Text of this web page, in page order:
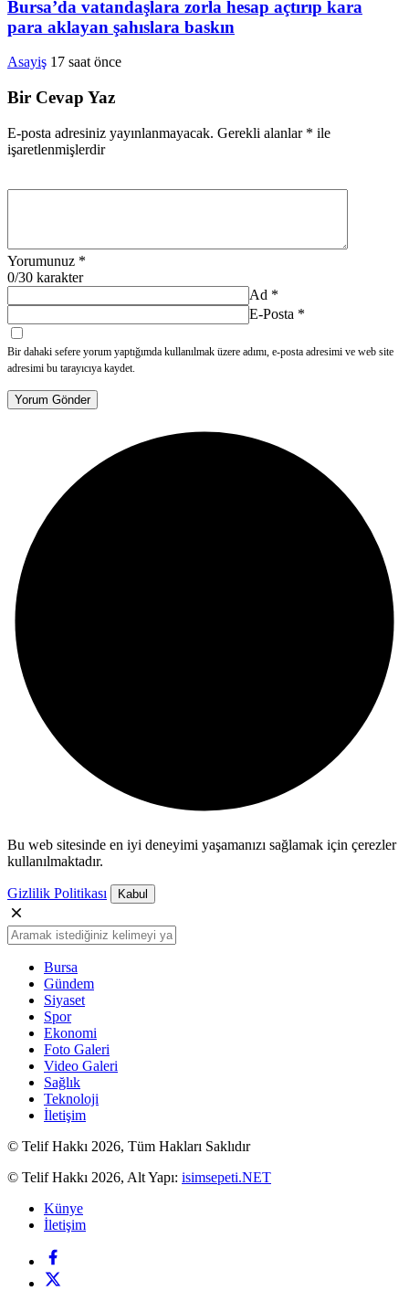
Bursa’da vatandaşlara zorla hesap açtırıp kara
para aklayan şahıslara baskın
Asayiş 17 saat önce
Bir Cevap Yaz
E-posta adresiniz yayınlanmayacak. Gerekli alanlar * ile
işaretlenmişlerdir
Yorumunuz *
0/30 karakter
Ad *
E-Posta *
Bir dahaki sefere yorum yaptığımda kullanılmak üzere adımı, e-posta adresimi ve web site
adresimi bu tarayıcıya kaydet.
Yorum Gönder
Bu web sitesinde en iyi deneyimi yaşamanızı sağlamak için çerezler
kullanılmaktadır.
Gizlilik Politikası Kabul
Bursa
Gündem
Siyaset
Spor
Ekonomi
Foto Galeri
Video Galeri
Sağlık
Teknoloji
İletişim
© Telif Hakkı 2026, Tüm Hakları Saklıdır
© Telif Hakkı 2026, Alt Yapı: isimsepeti.NET
Künye
İletişim